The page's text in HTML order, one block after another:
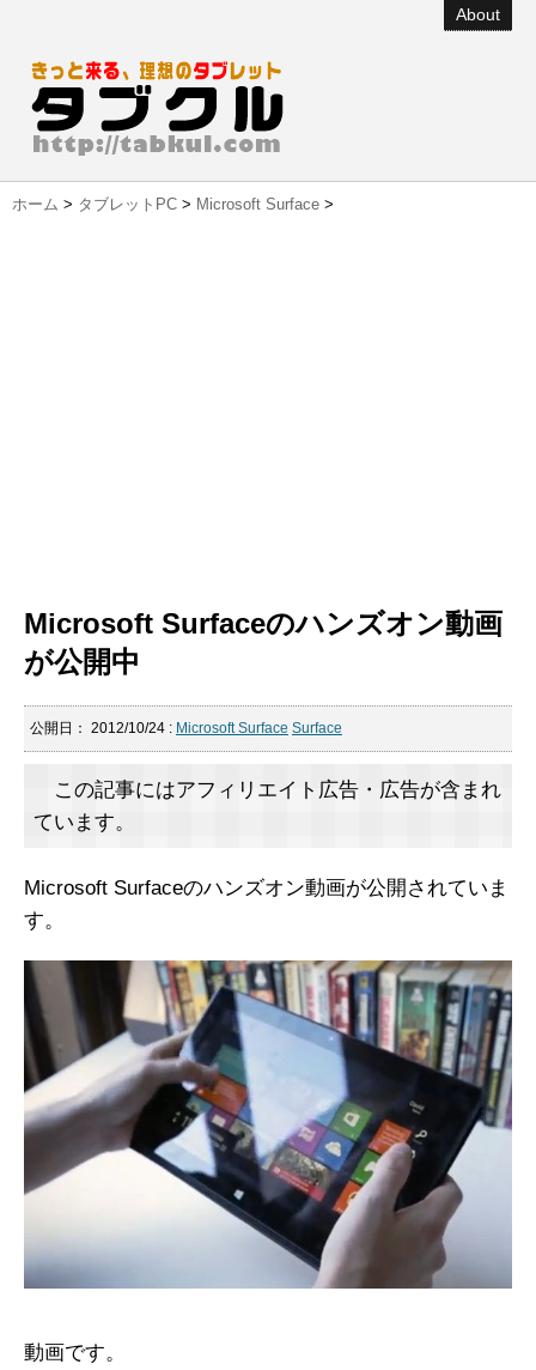
About
ホーム > タブレットPC > Microsoft Surface >
Microsoft Surfaceのハンズオン動画
が公開中
公開日： 2012/10/24 : Microsoft Surface Surface
この記事にはアフィリエイト広告・広告が含まれ
ています。
Microsoft Surfaceのハンズオン動画が公開されていま
す。
動画です。